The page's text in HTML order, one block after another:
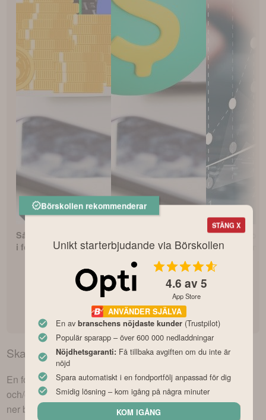
Så börjar du investera
i fonder som nybörjareavkastning
Avanza Zero
indexfonden?
Skandia Cancerfondenkurs – dagens utveckling
En fond liktSkandia Cancerfondenkan bestå av aktier
och/eller andra värdepapper och rör sig således upp eller
ner baserat på innehavens rörelser under börsens
STÄNG X
Börskollen rekommenderar
Unikt starterbjudande via Börskollen
4.6 av 5
App Store
ANVÄNDER SJÄLVA
En av branschens nöjdaste kunder(Trustpilot)
Populär sparapp – över 600 000 nedladdningar
Nöjdhetsgaranti: Få tillbaka avgiften om du inte är
nöjd
Spara automatiskt i en fondportfölj anpassad för dig
Smidig lösning – kom igång på några minuter
KOM IGÅNG